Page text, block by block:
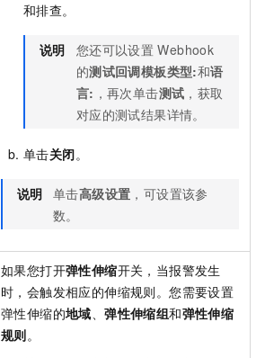
和排查。
说明 您还可以设置 Webhook
的测试回调模板类型:和语
言: ，再次单击测试 ，获取
对应的测试结果详情。
单击关闭。
说明 单击高级设置 ，可设置该参
数。
如果您打开弹性伸缩开关，当报警发生
时，会触发相应的伸缩规则。您需要设置
弹性伸缩的地域、弹性伸缩组和弹性伸缩
规则。